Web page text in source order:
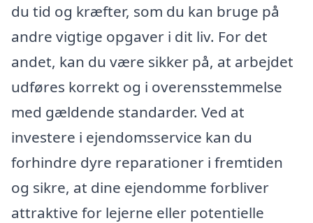
du tid og kræfter, som du kan bruge på
andre vigtige opgaver i dit liv. For det
andet, kan du være sikker på, at arbejdet
udføres korrekt og i overensstemmelse
med gældende standarder. Ved at
investere i ejendomsservice kan du
forhindre dyre reparationer i fremtiden
og sikre, at dine ejendomme forbliver
attraktive for lejerne eller potentielle